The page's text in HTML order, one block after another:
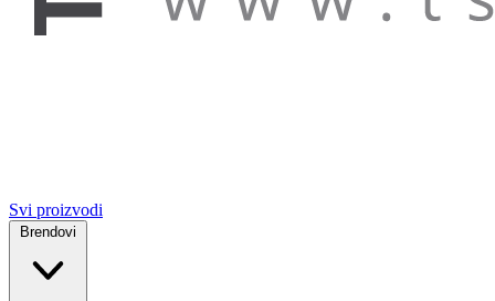
Svi proizvodi
Brendovi